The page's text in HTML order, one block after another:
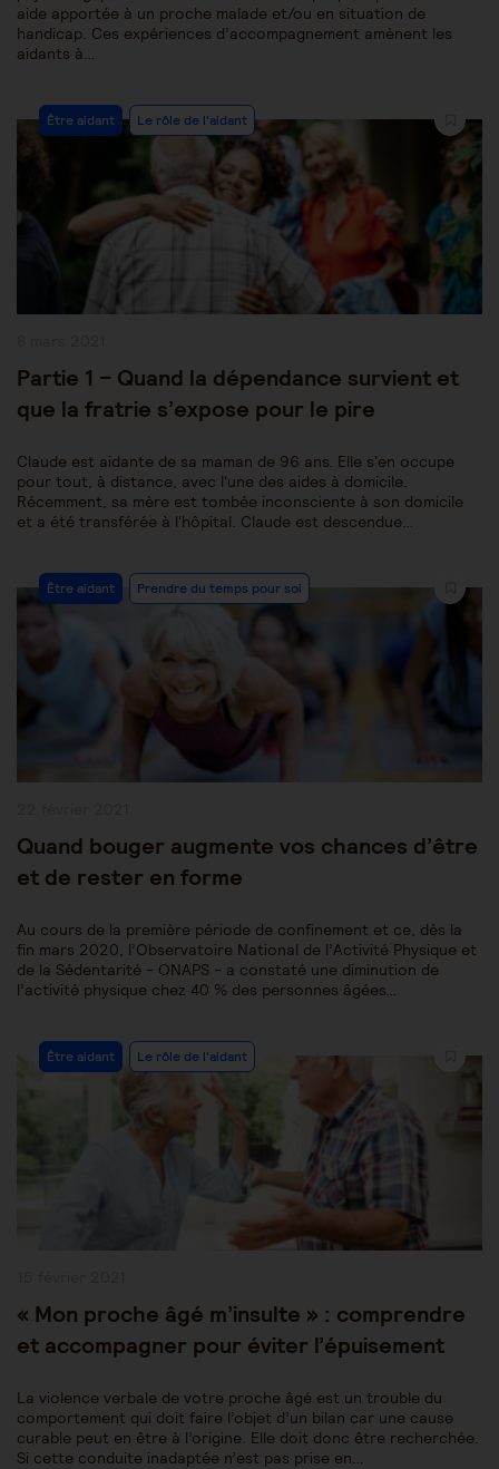
aide apportée à un proche malade et/ou en situation de
handicap. Ces expériences d’accompagnement amènent les
aidants à…
Post
Category:
Être aidant Le rôle de l'aidant
Partie 1 – Quand la dépendance survient et
que la fratrie s’expose pour le pire
Claude est aidante de sa maman de 96 ans. Elle s'en occupe
pour tout, à distance, avec l'une des aides à domicile.
Récemment, sa mère est tombée inconsciente à son domicile
et a été transférée à l'hôpital. Claude est descendue…
Post
Category:
Être aidant Prendre du temps pour soi
Quand bouger augmente vos chances d’être
et de rester en forme
Au cours de la première période de confinement et ce, dès la
fin mars 2020, l’Observatoire National de l’Activité Physique et
de la Sédentarité - ONAPS - a constaté une diminution de
l’activité physique chez 40 % des personnes âgées…
Post
Category:
Être aidant Le rôle de l'aidant
« Mon proche âgé m’insulte » : comprendre
et accompagner pour éviter l’épuisement
La violence verbale de votre proche âgé est un trouble du
comportement qui doit faire l’objet d’un bilan car une cause
curable peut en être à l’origine. Elle doit donc être recherchée.
Si cette conduite inadaptée n’est pas prise en…